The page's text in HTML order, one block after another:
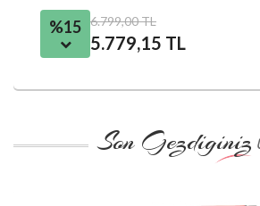
%15 6.799,00 TL
5.779,15 TL
Son Gezdiginiz